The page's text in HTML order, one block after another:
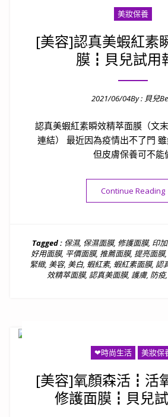
美妝保養
[美容]認真美蝦紅素
膜┇貝兒試用
2021/06/04By : 貝兒
認真美蝦紅素瞬效精萃面膜（文
連結） 最近因為疫情出不了門
但皮膚保養可不能
Continue Reading
Tagged : 保濕, 保濕面膜, 修護面膜, 印
好用面膜, 平價面膜, 推薦面膜, 提亮面膜,
緊緻, 美容, 美白, 蝦紅素, 蝦紅素面膜, 認
效精萃面膜, 認真美面膜, 護膚, 防疫,
❤時尚生活 美妝保
[美容]氧顏森活┇活
修護面膜┇貝兒